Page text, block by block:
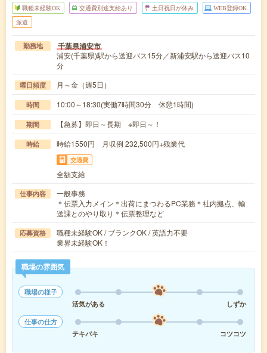
職種未経験OK 交通費別途支給あり 土日祝日が休み WEB登録OK
派遣
勤務地 千葉県浦安市
浦安(千葉県)駅から送迎バス15分／新浦安駅から送迎バス10
分
曜日頻度 月～金（週5日）
時間 10:00～18:30(実働7時間30分 休憩1時間)
期間 【急募】即日～長期 ※即日～！
時給 時給1550円 月収例 232,500円+残業代
交通費
全額支給
仕事内容
一般事務
＊伝票入力メイン＊出荷にまつわるPC業務＊社内拠点、輸
送課とのやり取り＊伝票整理など
応募資格
職種未経験OK / ブランクOK / 英語力不要
業界未経験OK！
職場の雰囲気
職場の様子
活気がある
しずか
仕事の仕方
テキパキ
コツコツ